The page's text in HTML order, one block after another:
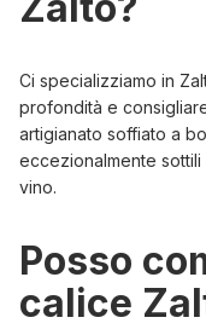
Ci specializziamo in
profondità e
artigianato soffiato a
eccezionalmente
vino.
Posso
calice